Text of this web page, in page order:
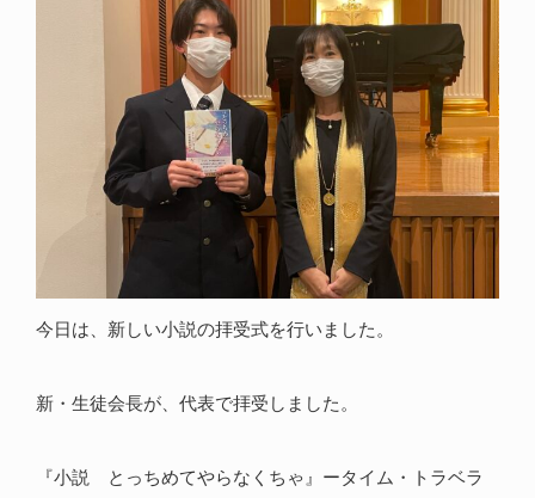
今日は、新しい小説の拝受式を行いました。
新・生徒会長が、代表で拝受しました。
『小説 とっちめてやらなくちゃ』ータイム・トラベラ